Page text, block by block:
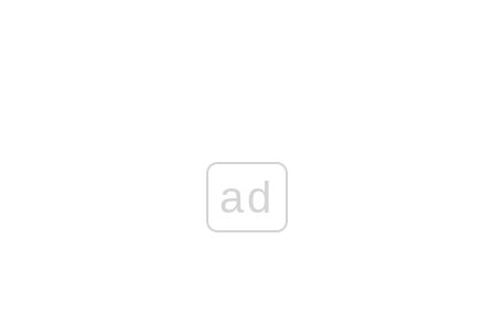
ad